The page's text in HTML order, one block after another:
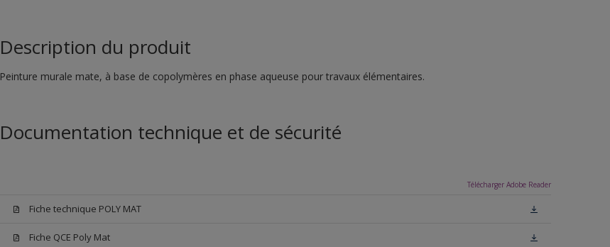
Description du produit
Peinture murale mate, à base de copolymères en phase aqueuse pour travaux élémentaires.
Documentation technique et de sécurité
Télécharger Adobe Reader
Fiche technique POLY MAT
Fiche QCE Poly Mat